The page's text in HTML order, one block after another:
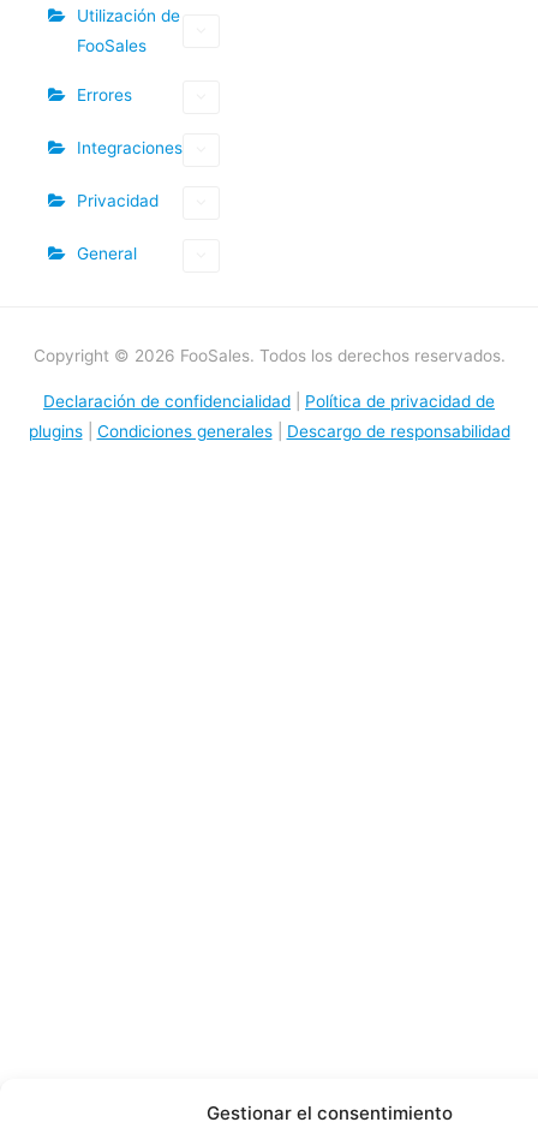
Gestionar el consentimiento
Utilización de
FooSales
Errores
Integraciones
Privacidad
General
Copyright © 2026 FooSales. Todos los derechos reservados.
Declaración de confidencialidad
Política de privacidad de
plugins| Condiciones generales| Descargo de responsabilidad